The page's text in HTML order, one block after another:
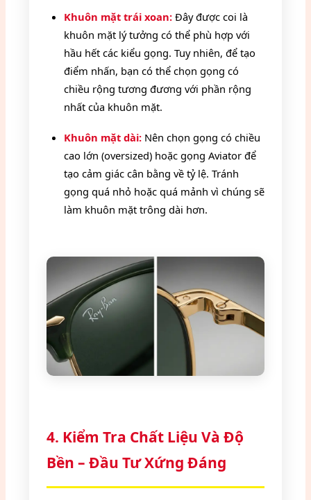
Khuôn mặt trái xoan:Đây được coi là
khuôn mặt lý tưởng có thể phù hợp với
hầu hết các kiểu gọng. Tuy nhiên, để tạo
điểm nhấn, bạn có thể chọn gọng có
chiều rộng tương đương với phần rộng
nhất của khuôn mặt.
Khuôn mặt dài:Nên chọn gọng có chiều
cao lớn (oversized) hoặc gọng Aviator để
tạo cảm giác cân bằng về tỷ lệ. Tránh
gọng quá nhỏ hoặc quá mảnh vì chúng sẽ
làm khuôn mặt trông dài hơn.
4. Kiểm Tra Chất Liệu Và Độ
Bền – Đầu Tư Xứng Đáng